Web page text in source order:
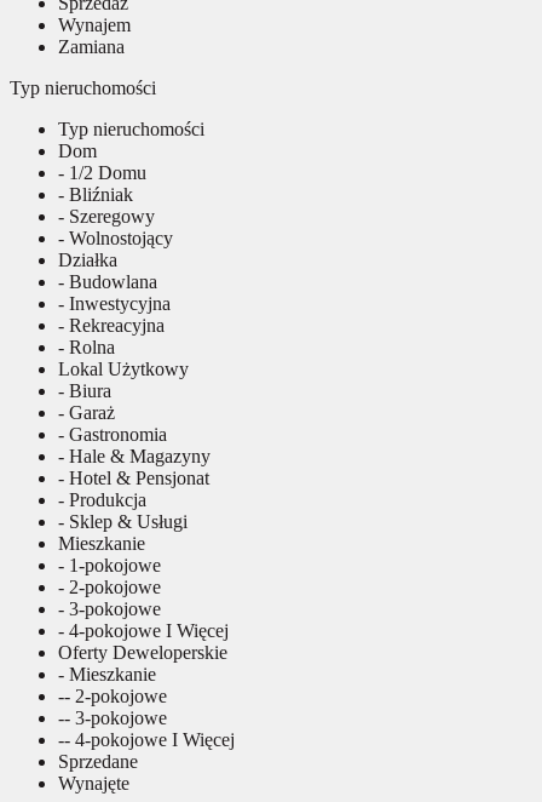
Wynajem
Zamiana
Typ nieruchomości
Typ nieruchomości
Dom
- 1/2 Domu
- Bliźniak
- Szeregowy
- Wolnostojący
Działka
- Budowlana
- Inwestycyjna
- Rekreacyjna
- Rolna
Lokal Użytkowy
- Biura
- Garaż
- Gastronomia
- Hale & Magazyny
- Hotel & Pensjonat
- Produkcja
- Sklep & Usługi
Mieszkanie
- 1-pokojowe
- 2-pokojowe
- 3-pokojowe
- 4-pokojowe I Więcej
Oferty Deweloperskie
- Mieszkanie
-- 2-pokojowe
-- 3-pokojowe
-- 4-pokojowe I Więcej
Sprzedane
Wynajęte